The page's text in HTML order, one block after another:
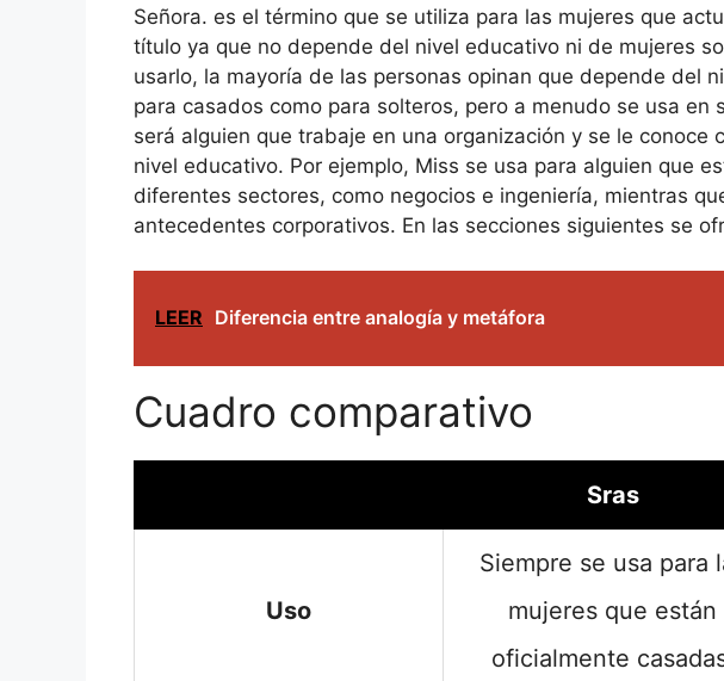
Señora. es el término que se utiliza para las mujeres que
título ya que no depende del nivel educativo ni de mujeres
usarlo, la mayoría de las personas opinan que depende del
para casados ​​como para solteros, pero a menudo se usa
será alguien que trabaje en una organización y se le
nivel educativo. Por ejemplo, Miss se usa para alguien que
diferentes sectores, como negocios e ingeniería, mientras
antecedentes corporativos. En las secciones siguientes se
LEER Diferencia entre analogía y metáfora
Cuadro comparativo
Sras
Uso
Siempre se usa para
mujeres que están
oficialmente